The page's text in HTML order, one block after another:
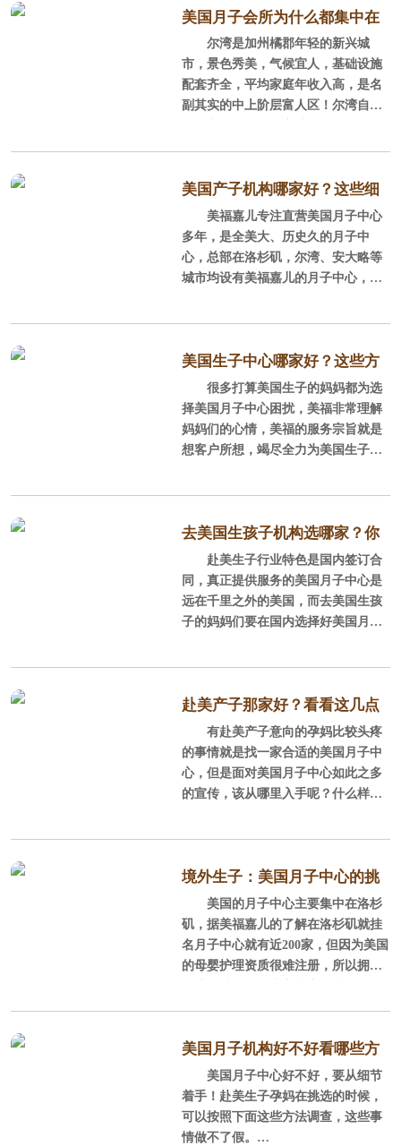
二、服务水平
正规的​美国月子中心会一直把客
户的满意度放在首位，全程都由专业
团队对客户进行跟踪服务，每个环节
的贴心服务，超
这些赴美产子黑中介骗人、坑
钱、材料造假、不退款、不履约，让
人愤懑恼怒又无计可施。之所以会出
现这种情况，主要是因为孕妈没有提
前识破赴美产子黑中介的骗局。美福
嘉儿作为老牌直营美国月子中心，为
配的、正规直营的美国月子中心。
美福嘉儿支招1：
美国月子会所为什么都集中在
尔湾？
尔湾是加州橘郡年轻的新兴城
市，景色秀美，气候宜人，基础设施
配套齐全，平均家庭年收入高，是名
副其实的中上阶层富人区！尔湾自身
地理位置优越
尔湾位于加州南部橘郡，地理位
置得天独厚。距离洛杉矶仅有50英
城市，紧靠加州一号公路，距离迪士
尼乐园只有二十分钟车程！
数不尽的秀美景色
尔湾背靠
美国产子机构哪家好？这些细
节都要看
美福嘉儿专注直营美国月子中心
多年，是全美大、历史久的月子中
心，总部在洛杉矶，尔湾、安大略等
城市均设有美福嘉儿的月子中心，得
美福嘉儿在这里要说的环境，是
指交通便利的，环境优美的住宅区，
为什么强调交通便利呢？准妈妈赴美
之后，不可能就一直呆在月子中心
子，美福嘉儿月子中心周边应该还要
有商圈，能满足准妈妈的日常购物需
求。
二、看服务
美国生子中心哪家好？这些方
案可以了解下
很多打算美国生子的妈妈都为选
择美国月子中心困扰，美福非常理解
妈妈们的心情，美福的服务宗旨就是
想客户所想，竭尽全力为美国生子的
是服务品质，后就是价格。
一，安全永远是美国生子首要考
虑的问题
国生子的服务提供商水平良莠不齐，
甚至有很多黑心的小中介也趁机浑水
摸鱼，打着很低的价格骗取孕妈们上
当。美国生子
去美国生孩子机构选哪家？你
要看这些方面
赴美生子行业特色是国内签订合
同，真正提供服务的美国月子中心是
远在千里之外的美国，而去美国生孩
子的妈妈们要在国内选择好美国月子
月子中心的优劣。
一、美国月子中心的地段
洛杉矶的月子中心分布在白人
另外就是美国月子中心的具体位
置，众所周知，洛杉矶的公共交通非
常不方便，没有车就像没有腿一样。
所有机构都会宣传自
赴美产子那家好？看看这几点
来判断
有赴美产子意向的孕妈比较头疼
的事情就是找一家合适的美国月子中
心，但是面对美国月子中心如此之多
的宣传，该从哪里入手呢？什么样儿
一、安全合法问题
如何确定美国月子中心是否是直
营，首要的事是关注她的资质、是否
持有正式营业执照，关键还需要看有
话，孕妈就要提高警惕了，这可能不
是正规的月子中心，有些赴美产子黑
中介，美国月子中心不正规，没有注
册，服务不能保障不说，还随
境外生子：美国月子中心的挑
选原则
美国的月子中心主要集中在洛杉
矶，据美福嘉儿的了解在洛杉矶就挂
名月子中心就有近200家，但因为美国
的母婴护理资质很难注册，所以拥有
子中心中选择一个适合自己的并且是
正规直营的美国月子中心也是件需要
做功课的事，现在美福嘉儿总结了几
个挑选原则，希望可以帮助到计划境
外生子的家庭。
美国月子机构好不好看哪些方
面？
美国月子中心好不好，要从细节
着手！赴美生子孕妈在挑选的时候，
可以按照下面这些方法调查，这些事
情做不了假。